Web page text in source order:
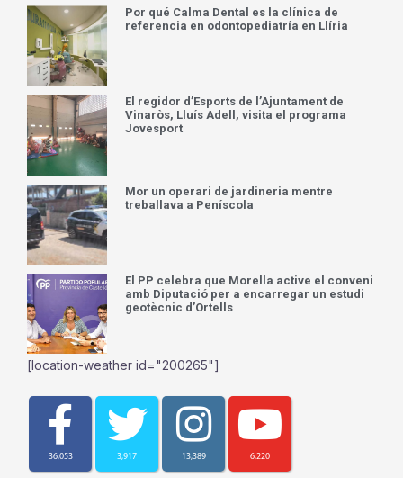
Por qué Calma Dental es la clínica de
referencia en odontopediatría en Llíria
El regidor d’Esports de l’Ajuntament de
Vinaròs, Lluís Adell, visita el programa
Jovesport
Mor un operari de jardineria mentre
treballava a Peníscola
El PP celebra que Morella active el conveni
amb Diputació per a encarregar un estudi
geotècnic d’Ortells
[location-weather id="200265"]
36,053 3,917 13,389 6,220